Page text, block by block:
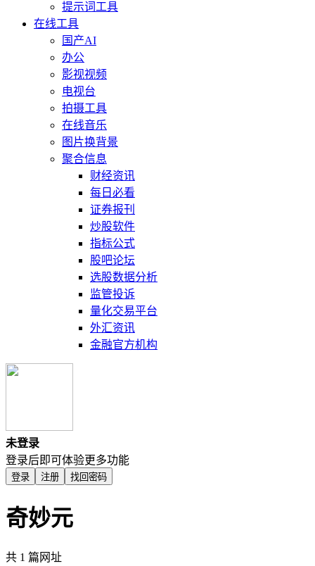
提示词工具
在线工具
国产AI
办公
影视视频
电视台
拍摄工具
在线音乐
图片换背景
聚合信息
财经资讯
每日必看
证券报刊
炒股软件
指标公式
股吧论坛
选股数据分析
监管投诉
量化交易平台
外汇资讯
金融官方机构
未登录
登录后即可体验更多功能
登录 注册 找回密码
奇妙元
共 1 篇网址